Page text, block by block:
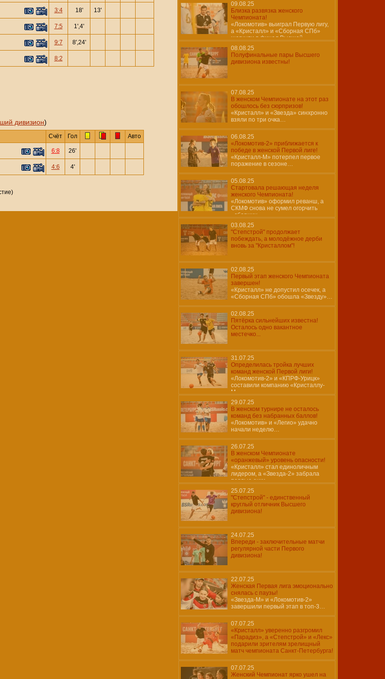
3:4 18' 13'
7:5 1',4'
9:7 8',24'
8:2
дивизион)
Счёт Гол Авто
6:8 26'
4:6 4'
09.08.25
Близка развязка женского
Чемпионата!
«Локомотив» выиграл Первую лигу,
а «Кристалл» и «Сборная СПб»
шагнули в финал Высшей
08.08.25
Полуфинальные пары Высшего
дивизиона известны!
07.08.25
В женском Чемпионате на этот раз
обошлось без сюрпризов!
«Кристалл» и «Звезда» синхронно
взяли по три очка…
06.08.25
«Локомотив-2» приближается к
победе в женской Первой лиге!
«Кристалл-М» потерпел первое
поражение в сезоне…
05.08.25
Стартовала решающая неделя
женского Чемпионата!
«Локомотив» оформил реванш, а
СКМФ снова не сумел огорчить
«сборниц»…
03.08.25
"Степстрой" продолжает
побеждать, а молодёжное дерби
вновь за "Кристаллом"!
02.08.25
Первый этап женского Чемпионата
завершен!
«Кристалл» не допустил осечек, а
«Сборная СПб» обошла «Звезду»…
02.08.25
Пятёрка сильнейших известна!
Осталось одно вакантное
местечко...
31.07.25
Определилась тройка лучших
команд женской Первой лиги!
«Локомотив-2» и «КПРФ-Урицк»
составили компанию «Кристаллу-
М»…
29.07.25
В женском турнире не осталось
команд без набранных баллов!
«Локомотив» и «Легио» удачно
начали неделю…
26.07.25
В женском Чемпионате
«оранжевый» уровень опасности!
«Кристалл» стал единоличным
лидером, а «Звезда-2» забрала
первые очки
25.07.25
"Степстрой" - единственный
круглый отличник Высшего
дивизиона!
24.07.25
Впереди - заключительные матчи
регулярной части Первого
дивизиона!
22.07.25
Женская Первая лига эмоционально
снялась с паузы!
«Звезда-М» и «Локомотив-2»
завершили первый этап в топ-3…
07.07.25
«Кристалл» уверенно разгромил
«Парадиз», а «Степстрой» и «Лекс»
подарили зрителям зрелищный
матч чемпионата Санкт-Петербурга!
07.07.25
Женский Чемпионат ярко ушел на